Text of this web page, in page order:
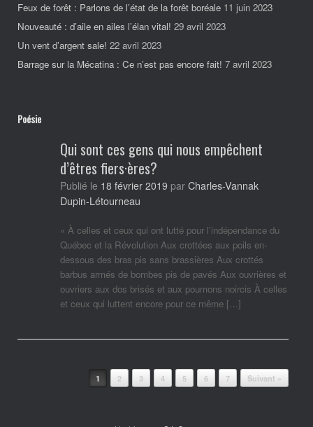
Feux de forêt : Parlons de l’état de la forêt boréale 11 juin 2023
Nouveauté : d’aile en ailes l’élan vital! 29 avril 2023
Un vent d’argent sale! 22 avril 2023
Barrage sur la Mécatina : Ce n’est pas encore fait! 7 avril 2023
Poésie
Qui sont ces gens qui nous empêchent
d’êtres fiers·ères?
Publié le 18 février 2019 par Charles-Vannak
Dupin-Létourneau
« À celles et ceux qui ont lutté pour l’indépendance du
Québec et la Révolution Aux crottées aux poils en-
dessous des bras pis sans brassières Aux crottés
barbus armés de bombes pis de pavés Aux ouvrières et
ouvriers aux dos brisés et aux poumons noircis À celles
et ceux qui luttent encore pour ce même […]
1 2 3 4 5 6 7 Suivant »